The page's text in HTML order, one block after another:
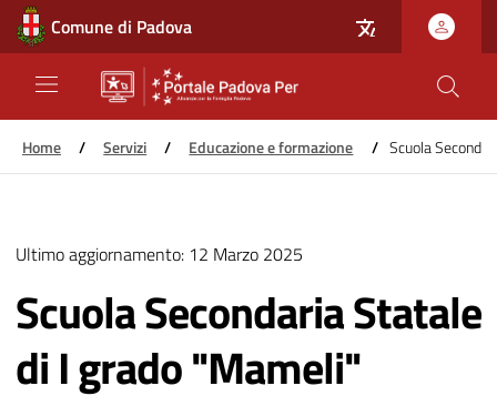
contenuto
principale
Comune di Padova
Home / Servizi / Educazione e formazione / Scuola
Ultimo aggiornamento: 12 Marzo 2025
Scuola Secondaria Statale
di I grado "Mameli"